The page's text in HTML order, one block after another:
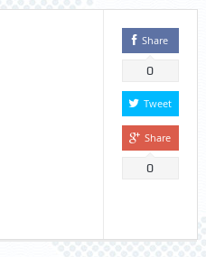
Share
0
Tweet
Share
0